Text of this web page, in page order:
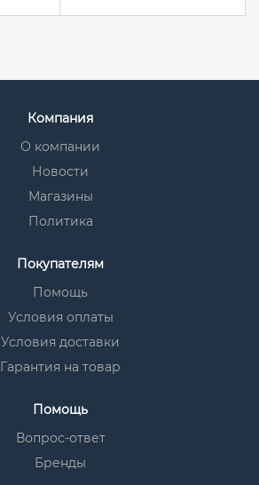
Компания
О компании
Новости
Магазины
Политика
Покупателям
Помощь
Условия оплаты
Условия доставки
Гарантия на товар
Помощь
Вопрос-ответ
Бренды